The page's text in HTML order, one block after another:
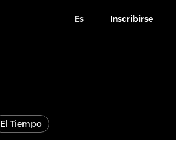
Es Inscribirse
El Tiempo